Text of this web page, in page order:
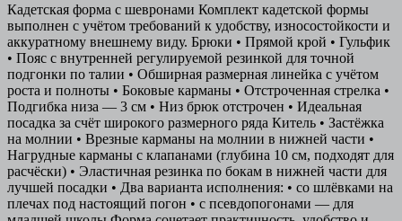
Кадетская форма с шевронами Комплект кадетской формы
выполнен с учётом требований к удобству, износостойкости и
аккуратному внешнему виду. Брюки • Прямой крой • Гульфик
• Пояс с внутренней регулируемой резинкой для точной
подгонки по талии • Обширная размерная линейка с учётом
роста и полноты • Боковые карманы • Отстроченная стрелка •
Подгибка низа — 3 см • Низ брюк отстрочен • Идеальная
посадка за счёт широкого размерного ряда Китель • Застёжка
на молнии • Врезные карманы на молнии в нижней части •
Нагрудные карманы с клапанами (глубина 10 см, подходят для
расчёски) • Эластичная резинка по бокам в нижней части для
лучшей посадки • Два варианта исполнения: • со шлёвками на
плечах под настоящий погон • с псевдопогонами — для